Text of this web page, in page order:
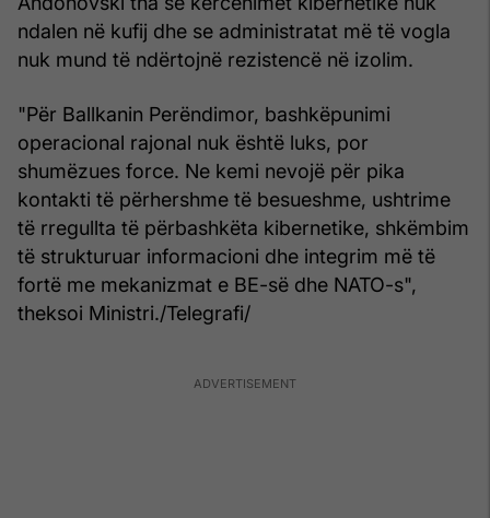
ndalen në kufij dhe se administratat më të vogla
nuk mund të ndërtojnë rezistencë në izolim.
"Për Ballkanin Perëndimor, bashkëpunimi
operacional rajonal nuk është luks, por
shumëzues force. Ne kemi nevojë për pika
kontakti të përhershme të besueshme, ushtrime
të rregullta të përbashkëta kibernetike, shkëmbim
të strukturuar informacioni dhe integrim më të
fortë me mekanizmat e BE-së dhe NATO-s",
theksoi Ministri./Telegrafi/